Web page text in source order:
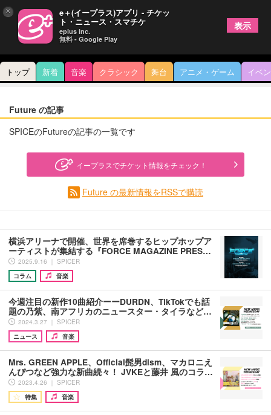
トップ 新着 音楽 クラシック 舞台 アニメ・ゲーム イベ
Future の記事
SPICEのFutureの記事の一覧です
イープラスでチケット情報をチェック！
Future の最新情報をRSSで購読
横浜アリーナで開催、世界を席巻するヒップホップア
ーティストが集結する『FORCE MAGAZINE PRES…
2025.9.16 ｜ SPICER
コラム
音楽
今週注目の新作10曲紹介ーーDURDN、TikTokでも話
題の乃紫、南アフリカのニュースター・タイラなど…
2024.3.27 ｜ SPICER
ニュース
音楽
Mrs. GREEN APPLE、Official髭男dism、マカロニえ
んぴつなど強力な新曲続々！ JVKEと藤井 風のコラ…
2023.4.26 ｜ SPICER
特集
音楽
× e＋(イープラス)アプリ - チケッ
ト・ニュース・スマチケ
eplus inc.
無料 - Google Play
表示